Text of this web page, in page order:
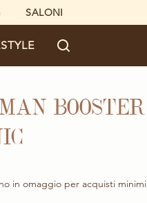
SALONI
BOOSTER
in omaggio per acquisti minimi